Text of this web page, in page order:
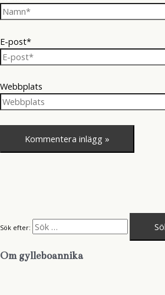
E-post*
Webbplats
Sök efter:
Om gylleboannika